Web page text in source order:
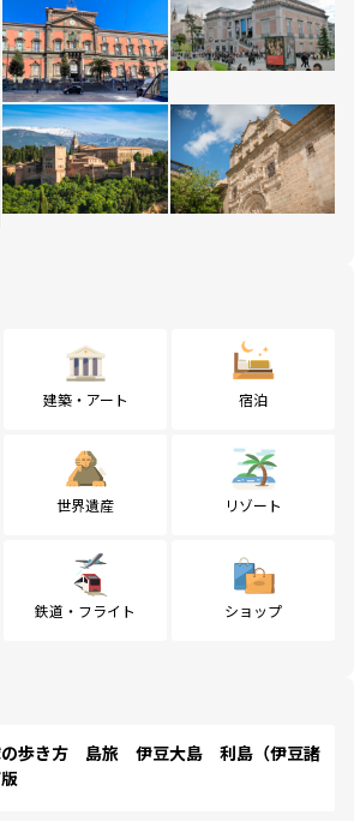
建築・アート 宿泊
世界遺産 リゾート
鉄道・フライト ショップ
歩き方 島旅 伊豆大島 利島（伊豆諸